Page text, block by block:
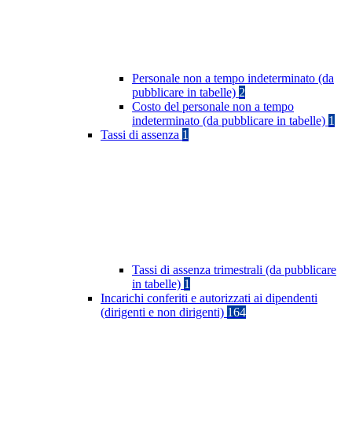
Personale non a tempo indeterminato (da
pubblicare in tabelle) 2
Costo del personale non a tempo
indeterminato (da pubblicare in tabelle) 1
Tassi di assenza 1
Tassi di assenza trimestrali (da pubblicare
in tabelle) 1
Incarichi conferiti e autorizzati ai dipendenti
(dirigenti e non dirigenti) 164